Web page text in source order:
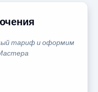
тариф и оформим